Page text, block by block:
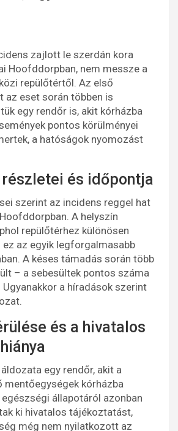
zajlott le szerdán kora
Hoofddorpban, nem messze a
repülőtértől. Az első
az eset során többen is
egy rendőr is, akit kórházba
pontos körülményei
a hatóságok nyomozást
és időpontja
szerint az incidens reggel hat
A helyszín
repülőtérhez különösen
az egyik legforgalmasabb
A késes támadás során több
– a sebesültek pontos száma
a híradások szerint
és a hivatalos
egy rendőr, akit a
mentőegységek kórházba
állapotáról azonban
ki hivatalos tájékoztatást,
még nem nyilatkozott az